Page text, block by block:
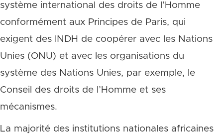
système international des droits de l’Homme
conformément aux Principes de Paris, qui
exigent des INDH de coopérer avec les Nations
Unies (ONU) et avec les organisations du
système des Nations Unies, par exemple, le
Conseil des droits de l’Homme et ses
mécanismes.
La majorité des institutions nationales africaines